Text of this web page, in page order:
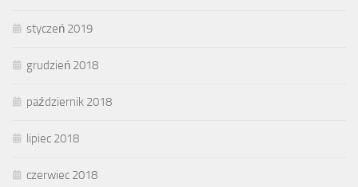
styczeń 2019
grudzień 2018
październik 2018
lipiec 2018
czerwiec 2018